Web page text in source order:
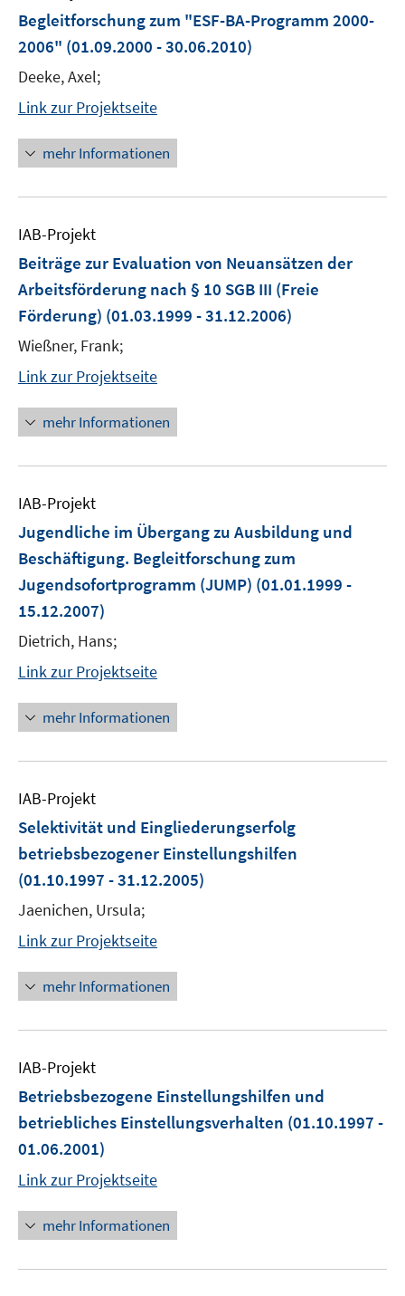
Begleitforschung zum "ESF-BA-Programm 2000-
2006" (01.09.2000 - 30.06.2010)
Deeke, Axel;
Link zur Projektseite
mehr Informationen
IAB-Projekt
Beiträge zur Evaluation von Neuansätzen der
Arbeitsförderung nach § 10 SGB III (Freie
Förderung) (01.03.1999 - 31.12.2006)
Wießner, Frank;
Link zur Projektseite
mehr Informationen
IAB-Projekt
Jugendliche im Übergang zu Ausbildung und
Beschäftigung. Begleitforschung zum
Jugendsofortprogramm (JUMP) (01.01.1999 -
15.12.2007)
Dietrich, Hans;
Link zur Projektseite
mehr Informationen
IAB-Projekt
Selektivität und Eingliederungserfolg
betriebsbezogener Einstellungshilfen
(01.10.1997 - 31.12.2005)
Jaenichen, Ursula;
Link zur Projektseite
mehr Informationen
IAB-Projekt
Betriebsbezogene Einstellungshilfen und
betriebliches Einstellungsverhalten (01.10.1997 -
01.06.2001)
Link zur Projektseite
mehr Informationen